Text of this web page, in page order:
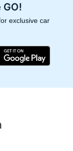
GO!
exclusive car